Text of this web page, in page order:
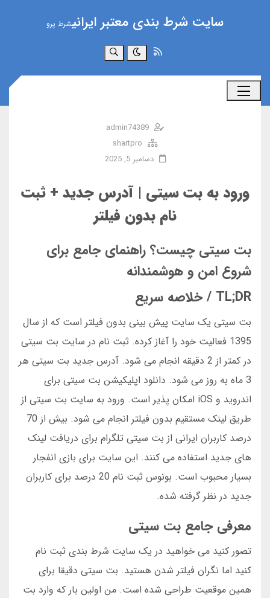
سایت شرط بندی معتبر ایرانیشرط پرو
جستجو
admin74389
shartpro
دسامبر 5, 2025
ورود به بت سیتی | آدرس جدید + ثبت
نام بدون فیلتر
بت سیتی چیست؟ راهنمای جامع برای
شروع امن و هوشمندانه
TL;DR / خلاصه سریع
بت سیتی یک سایت پیش بینی بدون فیلتر است که از سال
1395 فعالیت خود را آغاز کرده. ثبت نام در سایت بت سیتی
در کمتر از 2 دقیقه انجام می شود. آدرس جدید بت سیتی هر
3 ماه به روز می شود. دانلود اپلیکیشن بت سیتی برای
اندروید و iOS امکان پذیر است. ورود به سایت بت سیتی از
طریق لینک مستقیم بدون فیلتر انجام می شود. بیش از 70
درصد کاربران ایرانی از بت سیتی تلگرام برای دریافت لینک
های جدید استفاده می کنند. این سایت برای بازی انفجار
بسیار محبوب است. بونوس ثبت نام 20 درصد برای کاربران
جدید در نظر گرفته شده.
معرفی جامع بت سیتی
تصور کنید می خواهید در یک سایت شرط بندی ثبت نام
کنید اما نگران فیلتر شدن هستید. بت سیتی دقیقا برای
همین موقعیت طراحی شده است. من اولین بار که وارد بت